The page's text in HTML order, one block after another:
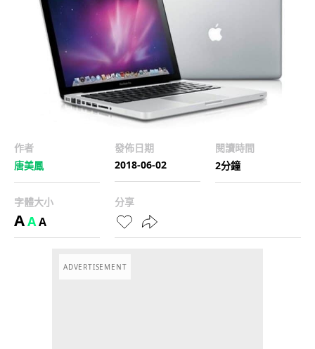
作者
唐美鳳
發佈日期
2018-06-02
閱讀時間
2分鐘
字體大小
AAA
分享
ADVERTISEMENT